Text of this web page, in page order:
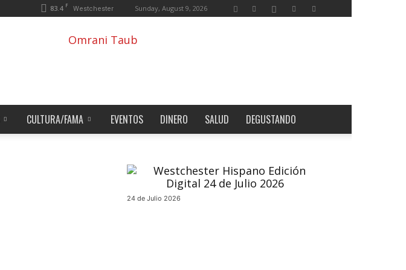
83.4 F Westchester Sunday, August 9, 2026
CULTURA/FAMA EVENTOS DINERO SALUD DEGUSTANDO
24 de Julio 2026